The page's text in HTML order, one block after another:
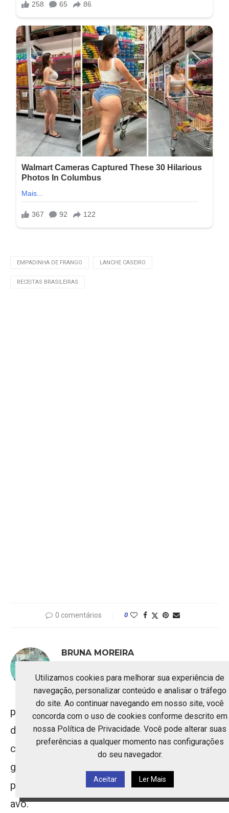
EMPADINHA DE FRANGO LANCHE CASEIRO
RECEITAS BRASILEIRAS
0 comentários 0
BRUNA MOREIRA
Bruna é a alma por trás do
Receitinha da Vovó. Apaixonada
por culinária afetiva, ela transforma memórias
de família em receitas simples, acolhedoras e
cheias de sabor. Para Bruna, cozinhar é um
gesto de amor e cada prato traz um
pedacinho das lembranças da cozinha de sua
avó.
Utilizamos cookies para melhorar sua experiência de
navegação, personalizar conteúdo e analisar o tráfego
do site. Ao continuar navegando em nosso site, você
concorda com o uso de cookies conforme descrito em
nossa Política de Privacidade. Você pode alterar suas
preferências a qualquer momento nas configurações
do seu navegador.
Aceitar Ler Mais